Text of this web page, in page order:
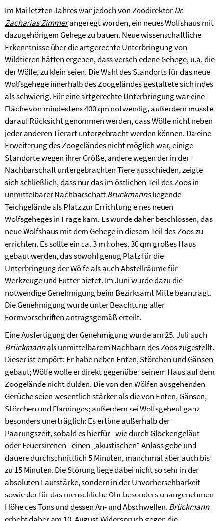
Im Mai letzten Jahres war jedoch von ZoodirektorDr.
Zacharias Zimmerangeregt worden, ein neues Wolfshaus mit
dazugehörigem Gehege zu bauen. Neue wissenschaftliche
Erkenntnisse über die artgerechte Unterbringung von
Wildtieren hätten ergeben, dass verschiedene Gehege, u.a. die
der Wölfe, zu klein seien. Die Wahl des Standorts für das neue
Wolfsgehege innerhalb des Zoogeländes gestaltete sich indes
als schwierig. Für eine artgerechte Unterbringung war eine
Fläche von mindestens 400 qm notwendig, außerdem musste
darauf Rücksicht genommen werden, dass Wölfe nicht neben
jeder anderen Tierart untergebracht werden können. Da eine
Erweiterung des Zoogeländes nicht möglich war, einige
Standorte wegen ihrer Größe, andere wegen der in der
Nachbarschaft untergebrachten Tiere ausschieden, zeigte
sich schließlich, dass nur das im östlichen Teil des Zoos in
unmittelbarer NachbarschaftBrückmannsliegende
Teichgelände als Platz zur Errichtung eines neuen
Wolfsgeheges in Frage kam. Es wurde daher beschlossen, das
neue Wolfshaus mit dem Gehege in diesem Teil des Zoos zu
errichten. Es sollte ein ca. 3 m hohes, 30 qm großes Haus
gebaut werden, das sowohl genug Platz für die
Unterbringung der Wölfe als auch Abstellräume für
Werkzeuge und Futter bietet. Im Juni wurde dazu die
notwendige Genehmigung beim Bezirksamt Mitte beantragt.
Die Genehmigung wurde unter Beachtung aller
Formvorschriften antragsgemäß erteilt.
Eine Ausfertigung der Genehmigung wurde am 25. Juli auch
Brückmannals unmittelbarem Nachbarn des Zoos zugestellt.
Dieser ist empört: Er habe neben Enten, Störchen und Gänsen
gebaut; Wölfe wolle er direkt gegenüber seinem Haus auf dem
Zoogelände nicht dulden. Die von den Wölfen ausgehenden
Gerüche seien wesentlich stärker als die von Enten, Gänsen,
Störchen und Flamingos; außerdem sei Wolfsgeheul ganz
besonders unerträglich: Es ertöne außerhalb der
Paarungszeit, sobald es hierfür - wie durch Glockengeläut
oder Feuersirenen - einen „akustischen“ Anlass gebe und
dauere durchschnittlich 5 Minuten, manchmal aber auch bis
zu 15 Minuten. Die Störung liege dabei nicht so sehr in der
absoluten Lautstärke, sondern in der Unvorhersehbarkeit
sowie der für das menschliche Ohr besonders unangenehmen
Höhe des Tons und dessen An- und Abschwellen. Brückmann